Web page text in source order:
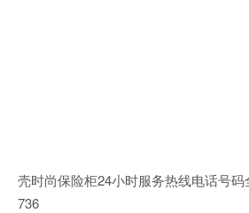
壳时尚保险柜24小时服务热线电话号码
736